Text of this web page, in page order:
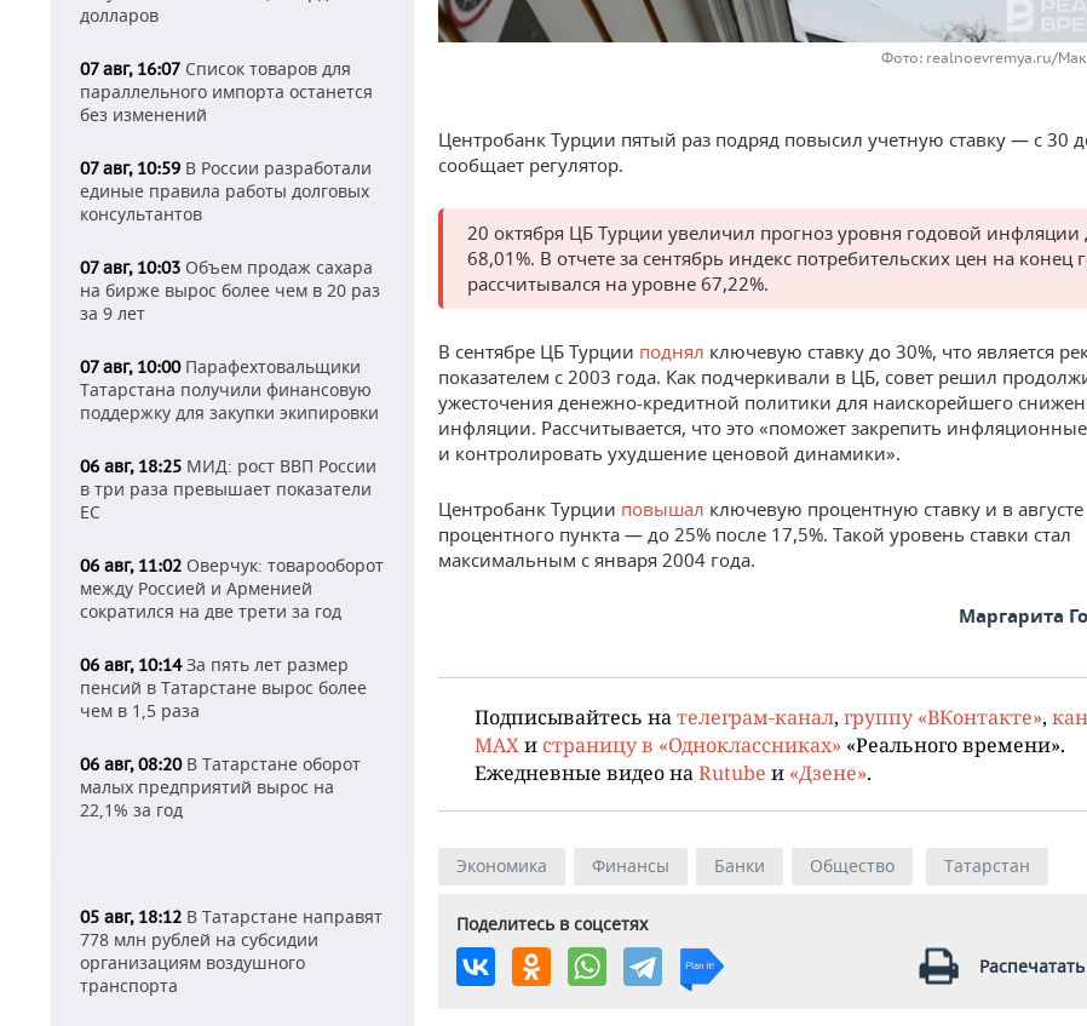
долларов
07 авг, 16:07 Список товаров для
параллельного импорта останется
без изменений
07 авг, 10:59 В России разработали
единые правила работы долговых
консультантов
07 авг, 10:03 Объем продаж сахара
на бирже вырос более чем в 20 раз
за 9 лет
07 авг, 10:00Парафехтовальщики
Татарстана получили финансовую
поддержку для закупки экипировки
06 авг, 18:25 МИД: рост ВВП России
в три раза превышает показатели
ЕС
06 авг, 11:02 Оверчук: товарооборот
между Россией и Арменией
сократился на две трети за год
06 авг, 10:14За пять лет размер
пенсий в Татарстане вырос более
чем в 1,5 раза
06 авг, 08:20В Татарстане оборот
малых предприятий вырос на
22,1% за год
05 авг, 18:12 В Татарстане направят
778 млн рублей на субсидии
организациям воздушного
транспорта
Фото: realnoevremya.ru/
Центробанк Турции пятый раз подряд повысил учетную ставку — с 30
сообщает регулятор.
20 октября ЦБ Турции увеличил прогноз уровня годовой инфляции
68,01%. В отчете за сентябрь индекс потребительских цен на конец
рассчитывался на уровне 67,22%.
В сентябре ЦБ Турции поднял ключевую ставку до 30%, что является
показателем с 2003 года. Как подчеркивали в ЦБ, совет решил
ужесточения денежно-кредитной политики для наискорейшего
инфляции. Рассчитывается, что это «поможет закрепить
и контролировать ухудшение ценовой динамики».
Центробанк Турции повышал ключевую процентную ставку и в
процентного пункта — до 25% после 17,5%. Такой уровень ставки стал
максимальным с января 2004 года.
Маргарита
Подписывайтесь нателеграм-канал, группу «ВКонтакте»,
MAXи страницу в «Одноклассниках» «Реального времени».
Ежедневные видео наRutube и «Дзене».
Экономика Финансы Банки Общество Татарстан
Поделитесь в соцсетях